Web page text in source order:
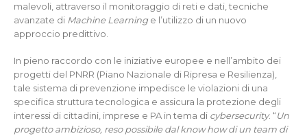
malevoli, attraverso il monitoraggio di reti e dati, tecniche
avanzate di Machine Learninge l’utilizzo di un nuovo
approccio predittivo.
In pieno raccordo con le iniziative europee e nell’ambito dei
progetti del PNRR (Piano Nazionale di Ripresa e Resilienza),
tale sistema di prevenzione impedisce le violazioni di una
specifica struttura tecnologica e assicura la protezione degli
interessi di cittadini, imprese e PA in tema di cybersecurity. “Un
progetto ambizioso, reso possibile dal know how di un team di